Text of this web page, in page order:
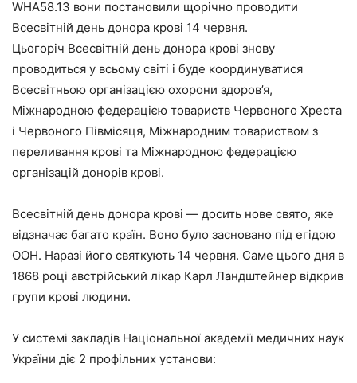
WHA58.13 вони постановили щорічно проводити
Всесвітній день донора крові 14 червня.
Цьогоріч Всесвітній день донора крові знову
проводиться у всьому світі і буде координуватися
Всесвітньою організацією охорони здоров’я,
Міжнародною федерацією товариств Червоного Хреста
і Червоного Півмісяця, Міжнародним товариством з
переливання крові та Міжнародною федерацією
організацій донорів крові.
Всесвітній день донора крові — досить нове свято, яке
відзначає багато країн. Воно було засновано під егідою
ООН. Наразі його святкують 14 червня. Саме цього дня в
1868 році австрійський лікар Карл Ландштейнер відкрив
групи крові людини.
У системі закладів Національної академії медичних наук
України діє 2 профільних установи: